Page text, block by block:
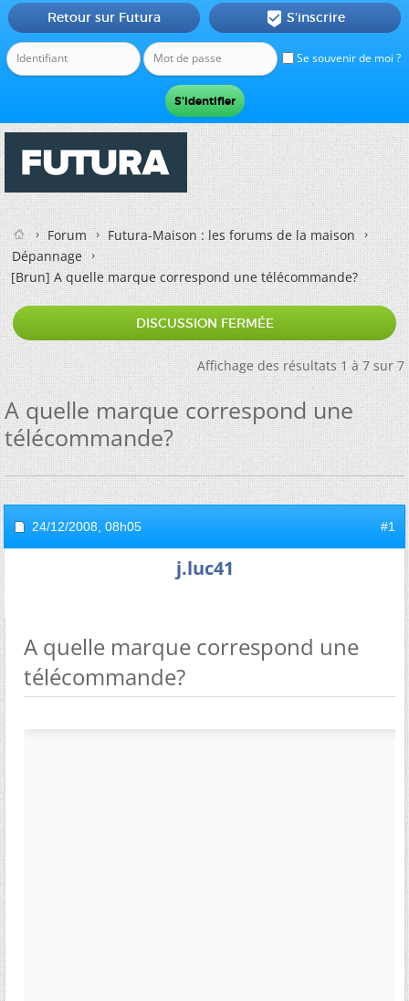
Se souvenir de moi ?
Retour sur Futura  S'inscrire
Forum
Futura-Maison : les forums de la maison
Dépannage
[Brun]A quelle marque correspond une télécommande?
DISCUSSION FERMÉE
Affichage des résultats 1 à 7 sur 7
A quelle marque correspond une
télécommande?
24/12/2008, 08h05 #1
j.luc41
A quelle marque correspond une
télécommande?